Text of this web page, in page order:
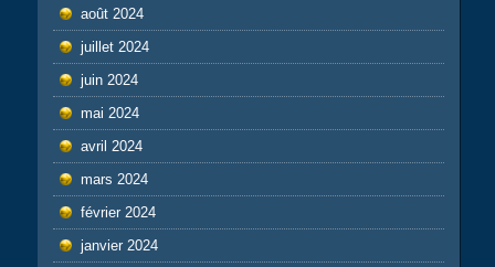
août 2024
juillet 2024
juin 2024
mai 2024
avril 2024
mars 2024
février 2024
janvier 2024